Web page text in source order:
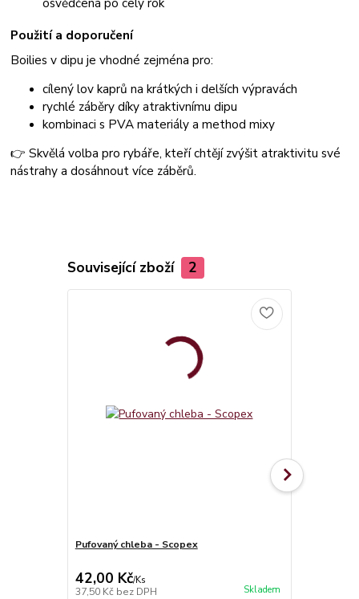
Použití a doporučení
Boilies v dipu je vhodné zejména pro:
cílený lov kaprů na krátkých i delších výpravách
rychlé záběry díky atraktivnímu dipu
kombinaci s PVA materiály a method mixy
👉 Skvělá volba pro rybáře, kteří chtějí zvýšit atraktivitu své
nástrahy a dosáhnout více záběrů.
Související zboží 2
Pufovaný chleba - Scopex
42,00 Kč/Ks
37,50 Kč bez DPH Skladem